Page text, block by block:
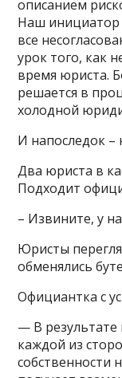
описанием
Наш инициатор
все
урок того, как
время юриста.
решается в
холодной
И напоследок –
Два юриста в
Подходит
– Извините, у
Юристы
обменялись
Официантка с
— В результате
каждой из
собственности